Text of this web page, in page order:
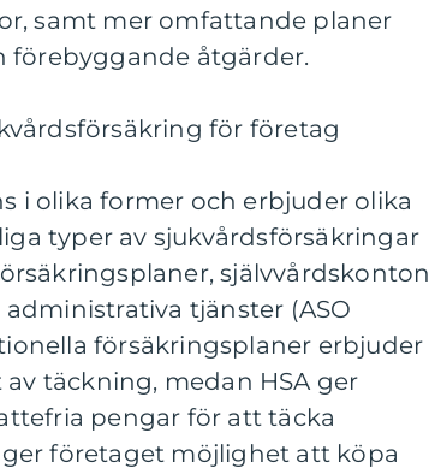
samt mer omfattande planer
förebyggande åtgärder.
för företag
i olika former och erbjuder olika
typer av sjukvårdsförsäkringar
självvårdskonton
tjänster (ASO
försäkringsplaner erbjuder
täckning, medan HSA ger
pengar för att täcka
företaget möjlighet att köpa